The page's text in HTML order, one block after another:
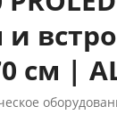
и
см |